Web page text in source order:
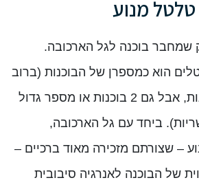
טלטל מנוע
שמחבר בוכנה לגל הארכובה.
הוא כמספרן של הבוכנות (ברוב
המנועים ישנן 4 בוכנות, אבל גם 2 בוכנות או מספר גדול
ביחד עם גל הארכובה,
– שצורתם מזכירה מאוד ברכיים –
של הבוכנה לאנרגיה סיבובית